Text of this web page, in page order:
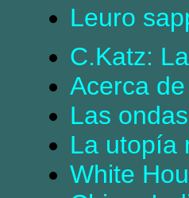
Leuro
C.Katz:
Acerca
Las
La utopía
White